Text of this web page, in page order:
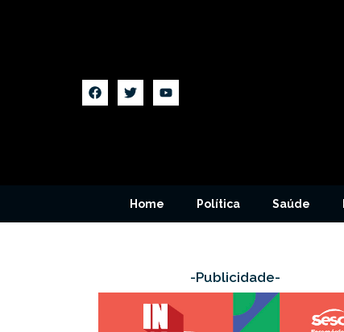
Home Política Saúde
-Publicidade-